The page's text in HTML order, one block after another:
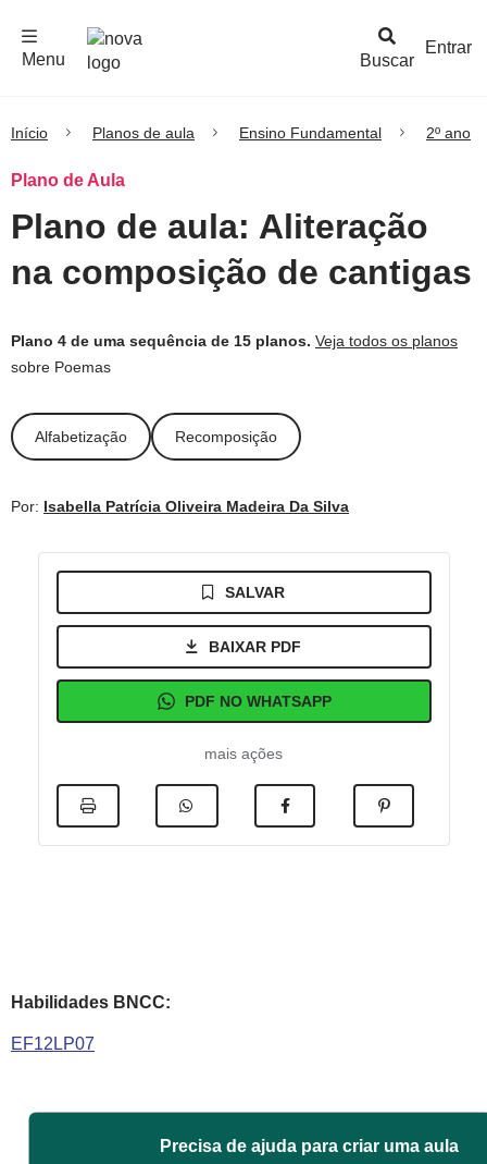
Buscar
Menu
Entrar
Início Planos de aula Ensino Fundamental 2º ano
Plano de Aula
Plano de aula: Aliteração
na composição de cantigas
Plano 4 de uma sequência de 15 planos. Veja todos os planos
sobre Poemas
Alfabetização Recomposição
Por: Isabella Patrícia Oliveira Madeira Da Silva
SALVAR
BAIXAR PDF
PDF NO WHATSAPP
mais ações
Habilidades BNCC:
EF12LP07
Precisa de ajuda para criar uma aula